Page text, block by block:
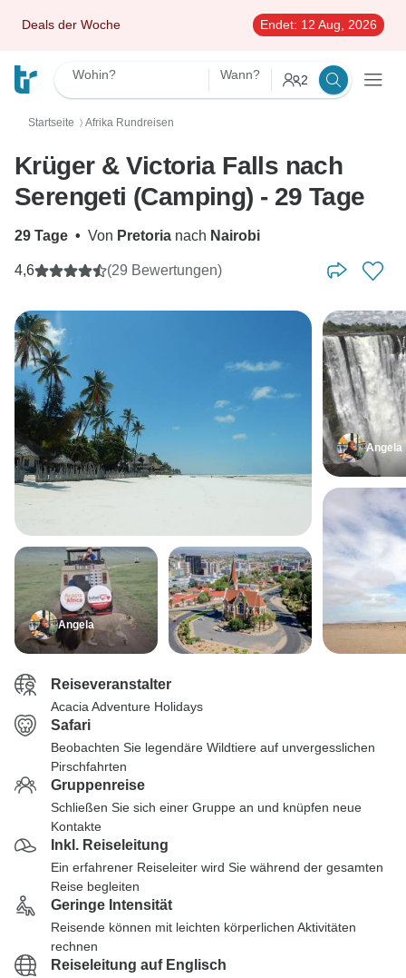
Deals der Woche Endet: 12 Aug, 2026
Wohin? Wann? 2
Startseite 〉 Afrika Rundreisen
Krüger & Victoria Falls nach
Serengeti (Camping) - 29 Tage
29 Tage • Von Pretoria nach Nairobi
4,6 (29 Bewertungen)
Angela
Angela
Reiseveranstalter
Acacia Adventure Holidays
Safari
Beobachten Sie legendäre Wildtiere auf unvergesslichen
Pirschfahrten
Gruppenreise
Schließen Sie sich einer Gruppe an und knüpfen neue
Kontakte
Inkl. Reiseleitung
Ein erfahrener Reiseleiter wird Sie während der gesamten
Reise begleiten
Geringe Intensität
Reisende können mit leichten körperlichen Aktivitäten
rechnen
Reiseleitung auf Englisch